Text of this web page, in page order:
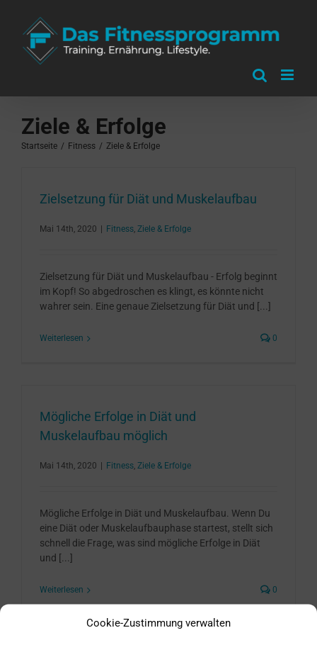
Cookie-Zustimmung verwalten
springen
Ziele & Erfolge
Startseite / Fitness / Ziele & Erfolge
Zielsetzung für Diät und Muskelaufbau
Mai 14th, 2020 | Fitness Ziele & Erfolge
Zielsetzung für Diät und Muskelaufbau - Erfolg beginnt
im Kopf! So abgedroschen es klingt, es könnte nicht
wahrer sein. Eine genaue Zielsetzung für Diät und [...]
Weiterlesen 0
Mögliche Erfolge in Diät und
Muskelaufbau möglich
Mai 14th, 2020 | Fitness Ziele & Erfolge
Mögliche Erfolge in Diät und Muskelaufbau. Wenn Du
eine Diät oder Muskelaufbauphase startest, stellt sich
schnell die Frage, was sind mögliche Erfolge in Diät
und [...]
Weiterlesen 0